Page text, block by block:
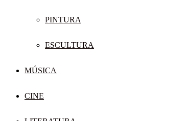
PINTURA
ESCULTURA
MÚSICA
CINE